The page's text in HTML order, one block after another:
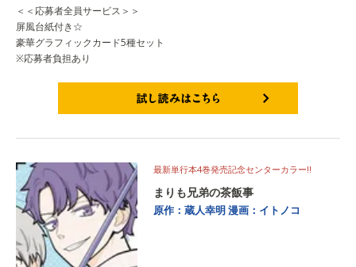
＜＜応募者全員サービス＞＞
屏風台紙付き☆
豪華グラフィックカード5種セット
※応募者負担あり
最新単行本4巻発売記念センターカラー!!
まりも兄弟の茶飯事
原作：蔵人幸明漫画：イトノコ